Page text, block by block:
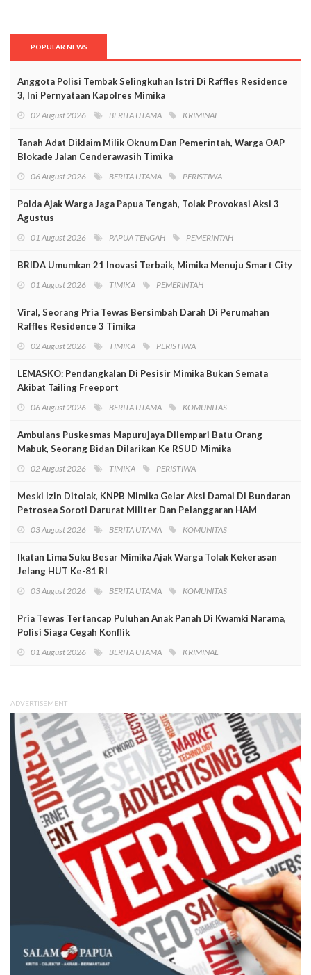
POPULAR NEWS
Anggota Polisi Tembak Selingkuhan Istri Di Raffles Residence
3, Ini Pernyataan Kapolres Mimika
02 August 2026 BERITA UTAMA KRIMINAL
Tanah Adat Diklaim Milik Oknum Dan Pemerintah, Warga OAP
Blokade Jalan Cenderawasih Timika
06 August 2026 BERITA UTAMA PERISTIWA
Polda Ajak Warga Jaga Papua Tengah, Tolak Provokasi Aksi 3
Agustus
01 August 2026 PAPUA TENGAH PEMERINTAH
BRIDA Umumkan 21 Inovasi Terbaik, Mimika Menuju Smart City
01 August 2026 TIMIKA PEMERINTAH
Viral, Seorang Pria Tewas Bersimbah Darah Di Perumahan
Raffles Residence 3 Timika
02 August 2026 TIMIKA PERISTIWA
LEMASKO: Pendangkalan Di Pesisir Mimika Bukan Semata
Akibat Tailing Freeport
06 August 2026 BERITA UTAMA KOMUNITAS
Ambulans Puskesmas Mapurujaya Dilempari Batu Orang
Mabuk, Seorang Bidan Dilarikan Ke RSUD Mimika
02 August 2026 TIMIKA PERISTIWA
Meski Izin Ditolak, KNPB Mimika Gelar Aksi Damai Di Bundaran
Petrosea Soroti Darurat Militer Dan Pelanggaran HAM
03 August 2026 BERITA UTAMA KOMUNITAS
Ikatan Lima Suku Besar Mimika Ajak Warga Tolak Kekerasan
Jelang HUT Ke-81 RI
03 August 2026 BERITA UTAMA KOMUNITAS
Pria Tewas Tertancap Puluhan Anak Panah Di Kwamki Narama,
Polisi Siaga Cegah Konflik
01 August 2026 BERITA UTAMA KRIMINAL
ADVERTISEMENT